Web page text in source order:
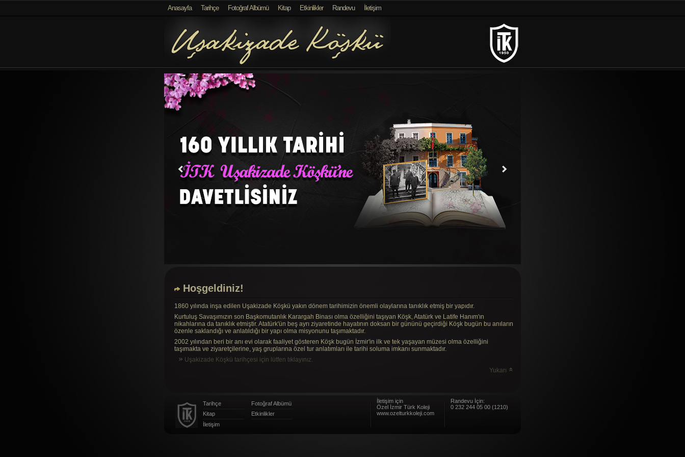
Anasayfa Tarihçe Fotoğraf Albümü Kitap Etkinlikler Randevu İletişim
Hoşgeldiniz!
1860 yılında inşa edilen Uşakizade Köşkü yakın dönem tarihimizin önemli olaylarına tanıklık etmiş bir yapıdır.
Kurtuluş Savaşımızın son Başkomutanlık Karargah Binası olma özelliğini taşıyan Köşk, Atatürk ve Latife Hanım'ın
nikahlarına da tanıklık etmiştir. Atatürk'ün beş ayrı ziyaretinde hayatının doksan bir gününü geçirdiği Köşk bugün bu anıların
özenle saklandığı ve anlatıldığı bir yapı olma misyonunu taşımaktadır.
2002 yılından beri bir anı evi olarak faaliyet gösteren Köşk bugün İzmir'in ilk ve tek yaşayan müzesi olma özelliğini
taşımakta ve ziyaretçilerine, yaş gruplarına özel tur anlatımları ile tarihi soluma imkanı sunmaktadır.
Uşakizade Köşkü tarihçesi için lütfen tıklayınız.
Yukarı
Tarihçe
Fotoğraf Albümü
Kitap
Etkinlikler
İletişim
İletişim için
Özel İzmir Türk Koleji
www.ozelturkkoleji.com
Randevu İçin:
0 232 244 05 00 (1210)